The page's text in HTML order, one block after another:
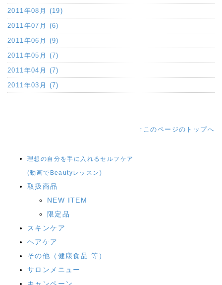
2011年08月 (19)
2011年07月 (6)
2011年06月 (9)
2011年05月 (7)
2011年04月 (7)
2011年03月 (7)
↑このページのトップへ
理想の自分を手に入れるセルフケア
(動画でBeautyレッスン)
取扱商品
NEW ITEM
限定品
スキンケア
ヘアケア
その他（健康食品 等）
サロンメニュー